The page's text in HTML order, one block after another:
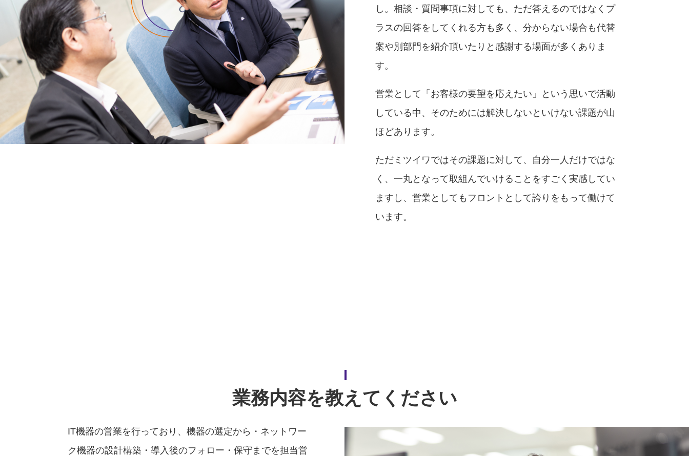
し。相談・質問事項に対しても、ただ答えるのではなくプ
ラスの回答をしてくれる方も多く、分からない場合も代替
案や別部門を紹介頂いたりと感謝する場面が多くありま
す。
営業として「お客様の要望を応えたい」という思いで活動
している中、そのためには解決しないといけない課題が山
ほどあります。
ただミツイワではその課題に対して、自分一人だけではな
く、一丸となって取組んでいけることをすごく実感してい
ますし、営業としてもフロントとして誇りをもって働けて
います。
業務内容を教えてください
IT機器の営業を行っており、機器の選定から・ネットワー
ク機器の設計構築・導入後のフォロー・保守までを担当営